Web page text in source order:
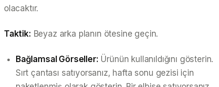
olacaktır.
Taktik: Beyaz arka planın ötesine geçin.
Bağlamsal Görseller: Ürünün kullanıldığını gösterin.
Sırt çantası satıyorsanız, hafta sonu gezisi için